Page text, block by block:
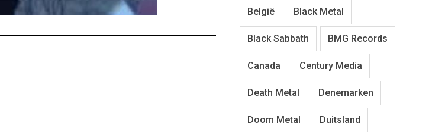
België Black Metal
Black Sabbath BMG Records
Canada Century Media
Death Metal Denemarken
Doom Metal Duitsland